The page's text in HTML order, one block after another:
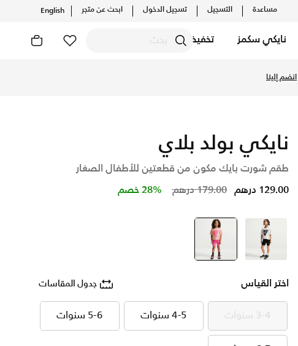
مساعدة التسجيل تسجيل الدخول ابحث عن متجر English
نايكي سكمز تخفيضات
انضم إلينا
نايكي بولد بلاي
طقم شورت بايك مكون من قطعتين للأطفال الصغار
Price reduced from
179.00 درهم to 129.00 درهم 28% خصم
أسود selected
وردي
اختر القياس جدول المقاسات
3-4 سنوات 3-4 سنوات 4-5 سنوات 4-5 سنوات 5-6 سنوات 5-6 سنوات